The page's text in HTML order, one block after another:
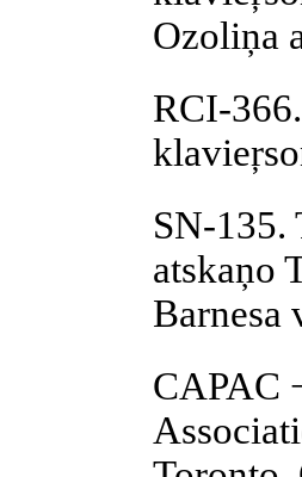
Ozoliņa
RCI-
SN-135.
atskaņo
Barnesa
CAPAC